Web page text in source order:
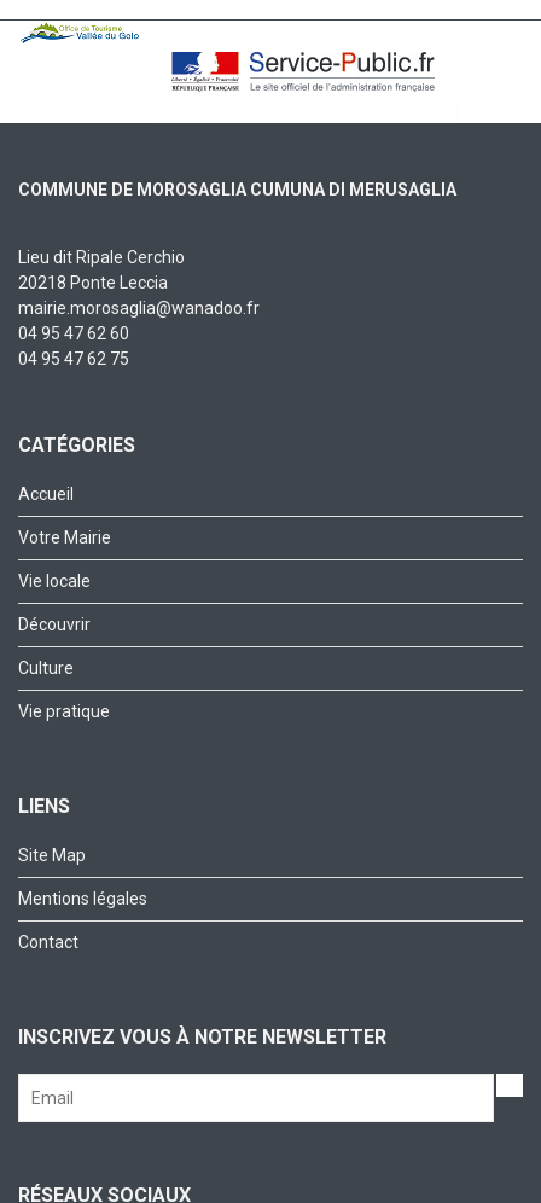
COMMUNE DE MOROSAGLIA CUMUNA DI MERUSAGLIA
Lieu dit Ripale Cerchio
20218 Ponte Leccia
mairie.morosaglia@wanadoo.fr
04 95 47 62 60
04 95 47 62 75
CATÉGORIES
Accueil
Votre Mairie
Vie locale
Découvrir
Culture
Vie pratique
LIENS
Site Map
Mentions légales
Contact
INSCRIVEZ VOUS À NOTRE NEWSLETTER
RÉSEAUX SOCIAUX